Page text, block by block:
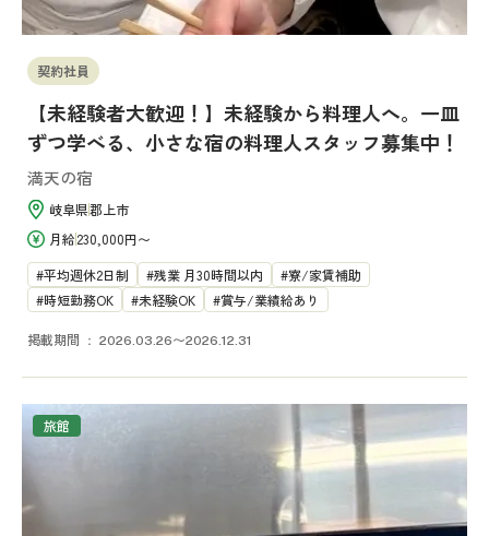
契約社員
【未経験者大歓迎！】未経験から料理人へ。一皿
ずつ学べる、小さな宿の料理人スタッフ募集中！
満天の宿
岐阜県郡上市
月給230,000円〜
平均週休2日制
残業 月30時間以内
寮/家賃補助
時短勤務OK
未経験OK 賞与/業績給あり
掲載期間 2026.03.26〜2026.12.31
旅館